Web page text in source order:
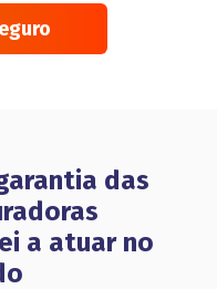
das
a atuar no